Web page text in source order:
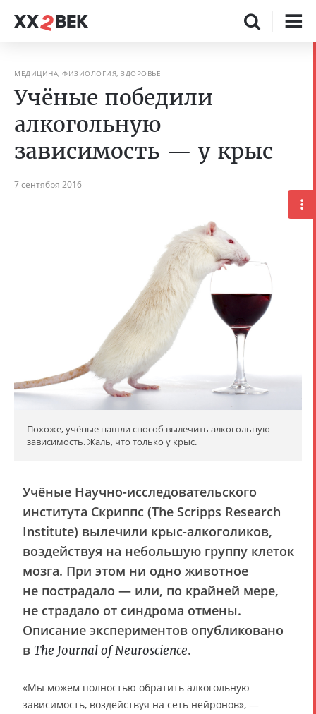
МЕДИЦИНА, ФИЗИОЛОГИЯ, ЗДОРОВЬЕ
Учёные победили
алкогольную
зависимость — у крыс
7 сентября 2016
Похоже, учёные нашли способ вылечить алкогольную
зависимость. Жаль, что только у крыс.
Учёные Научно-исследовательского
института Скриппс (The Scripps Research
Institute) вылечили крыс-алкоголиков,
воздействуя на небольшую группу клеток
мозга. При этом ни одно животное
не пострадало — или, по крайней мере,
не страдало от синдрома отмены.
Описание экспериментов опубликовано
в The Journal of Neuroscience.
«Мы можем полностью обратить алкогольную
зависимость, воздействуя на сеть нейронов», —